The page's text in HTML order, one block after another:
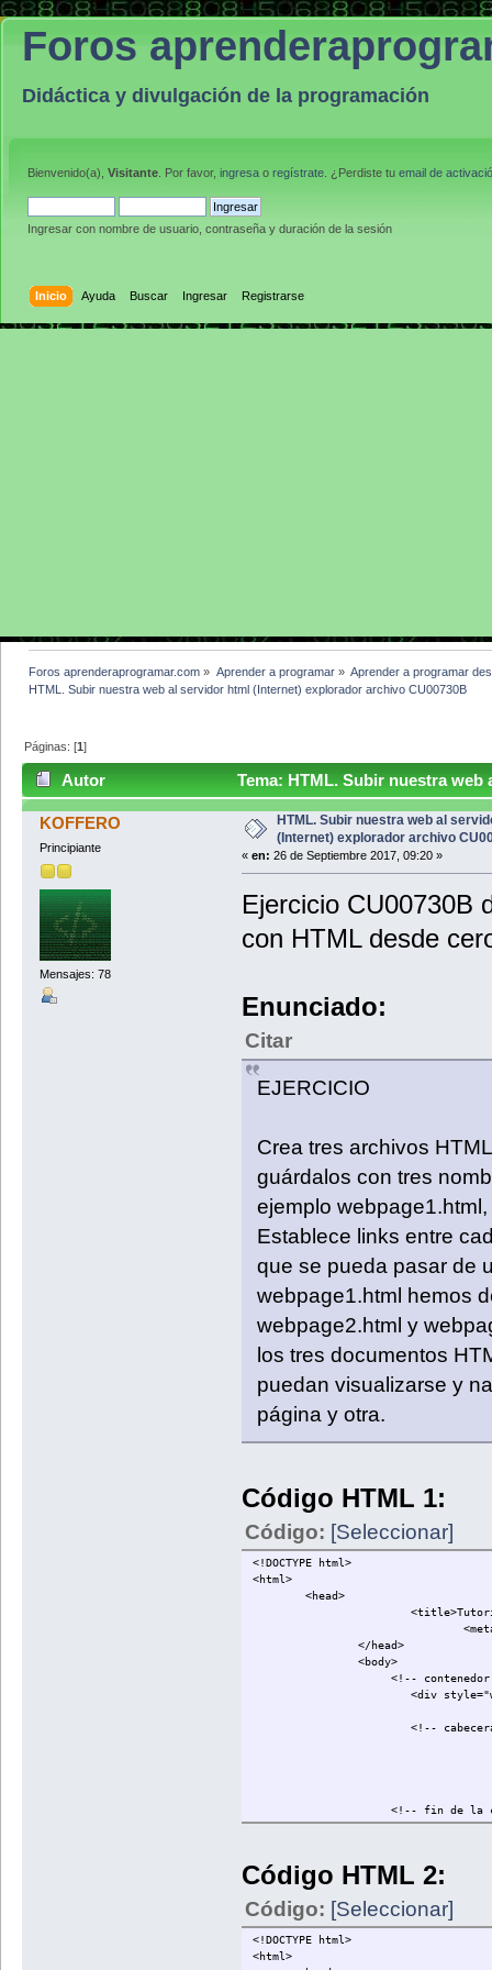
Foros
Didáctica y divulgación de la programación
Bienvenido(a), Visitante . Por favor, ingresa o regístrate . ¿Perdiste tu email de
Ingresar con nombre de usuario, contraseña y duración de la sesión
Inicio Ayuda Buscar Ingresar Registrarse
Foros aprenderaprogramar.com » Aprender a programar» Aprender a programar
HTML. Subir nuestra web al servidor html (Internet) explorador archivo CU00730B
Páginas: [1]
Autor
Tema: HTML. Subir nuestra
CU00730B (Leído 3780 veces)
KOFFERO
Principiante
Mensajes: 78
HTML. Subir nuestra web al
(Internet) explorador archivo
« en: 26 de Septiembre 2017, 09:20 »
Ejercicio CU00730B
con HTML desde
Enunciado:
Citar
EJERCICIO
Crea tres archivos
guárdalos con tres
ejemplo
Establece links entre
que se pueda pasar de
webpage1.html hemos
webpage2.html y
los tres documentos
puedan visualizarse y
página y otra.
Código HTML 1:
Código: [Seleccionar]
<!DOCTYPE html>
<html>
<head>
<title>Tutoriales
</head>
<body>
<!-- contenedor
<div
<!--
<!-- fin de la
Código HTML 2:
Código: [Seleccionar]
<!DOCTYPE html>
<html>